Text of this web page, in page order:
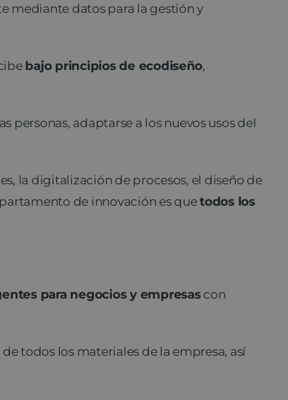
mediante datos para la gestión y
bajo principios de ecodiseño,
personas, adaptarse a los nuevos usos del
la digitalización de procesos, el diseño de
de innovación es quetodos los
para negocios y empresascon
todos los materiales de la empresa, así